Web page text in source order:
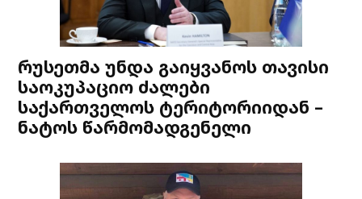
რუსეთმა უნდა გაიყვანოს თავისი
საოკუპაციო ძალები
საქართველოს ტერიტორიიდან –
ნატოს წარმომადგენელი